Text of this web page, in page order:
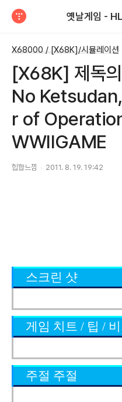
옛날게임 -
X68000 / [X68K]/시뮬레이션
[X68K] 제독
No
r of
WWIIGAME
힙합느낌 2011. 8. 19. 19:42
스크린 샷
게임 치트 / 팁 /
주절 주절